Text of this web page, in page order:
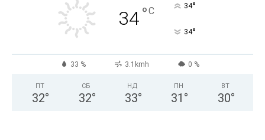
34°C 34°
34°
33 % 3.1kmh 0 %
ПТ
32°
СБ
32°
НД
33°
ПН
31 °
ВТ
30°